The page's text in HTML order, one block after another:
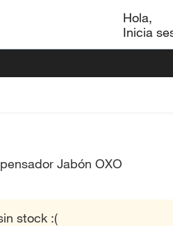
Hola,
Inicia
Jabón OXO
stock :(